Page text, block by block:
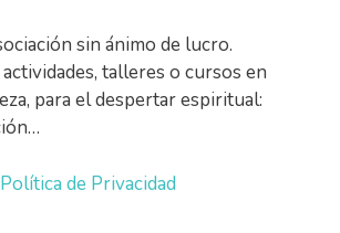
sin ánimo de lucro.
talleres o cursos en
para el despertar espiritual:
Política de Privacidad